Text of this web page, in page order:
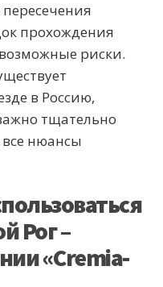
прохождения
риски.
в Россию,
тщательно
нюансы
Рог –
«Cremia-